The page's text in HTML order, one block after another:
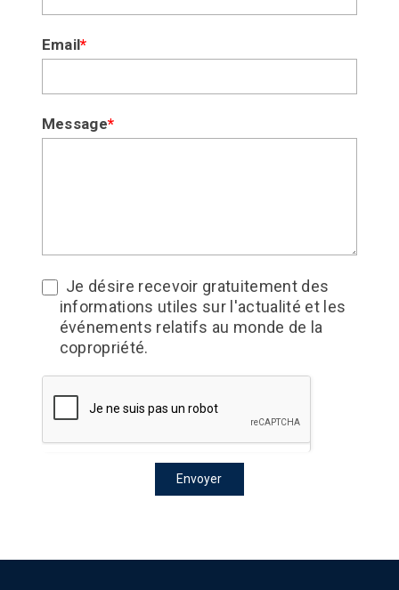
Email*
Message*
Je désire recevoir gratuitement des
informations utiles sur l'actualité et les
événements relatifs au monde de la
copropriété.
ce
Envoyer